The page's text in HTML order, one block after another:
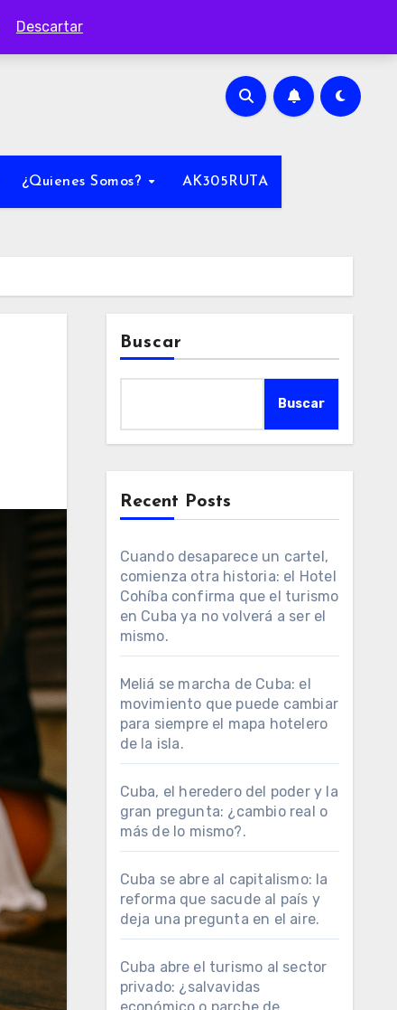
Descartar
¿Quienes Somos? AK305RUTA
Buscar
Buscar
Recent Posts
Cuando desaparece un cartel,
comienza otra historia: el Hotel
Cohíba confirma que el turismo
en Cuba ya no volverá a ser el
mismo.
Meliá se marcha de Cuba: el
movimiento que puede cambiar
para siempre el mapa hotelero
de la isla.
Cuba, el heredero del poder y la
gran pregunta: ¿cambio real o
más de lo mismo?.
Cuba se abre al capitalismo: la
reforma que sacude al país y
deja una pregunta en el aire.
Cuba abre el turismo al sector
privado: ¿salvavidas